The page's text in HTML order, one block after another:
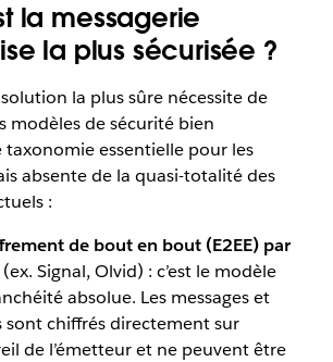
la messagerie
la plus sécurisée ?
la plus sûre nécessite de
modèles de sécurité bien
essentielle pour les
absente de la quasi-totalité des
:
de bout en bout (E2EE) par
Signal, Olvid) : c’est le modèle
absolue. Les messages et
sont chiffrés directement sur
de l’émetteur et ne peuvent être